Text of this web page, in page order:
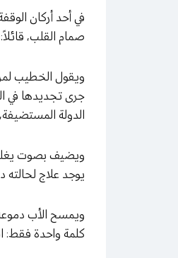
في أحد أركان
صمام القلب،
الدولة
ويضيف بصوت يغلب
يوجد علاج
ويمسح الأب
كلمة واحدة فقط: